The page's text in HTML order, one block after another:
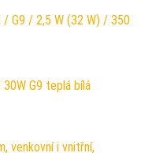
/ G9 / 2,5 W (32 W) / 350
30W G9 teplá bílá
venkovní i vnitřní,